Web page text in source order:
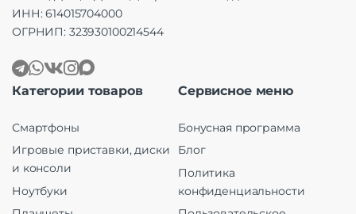
ИНН: 614015704000
ОГРНИП: 323930100214544
Категории товаров
Смартфоны
Игровые приставки, диски
и консоли
Ноутбуки
Сервисное меню
Бонусная программа
Блог
Политика
конфиденциальности